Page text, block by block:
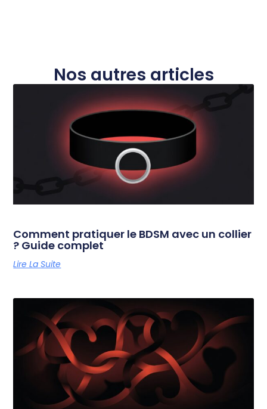
Nos autres articles
Comment pratiquer le BDSM avec un collier
? Guide complet
Lire La Suite